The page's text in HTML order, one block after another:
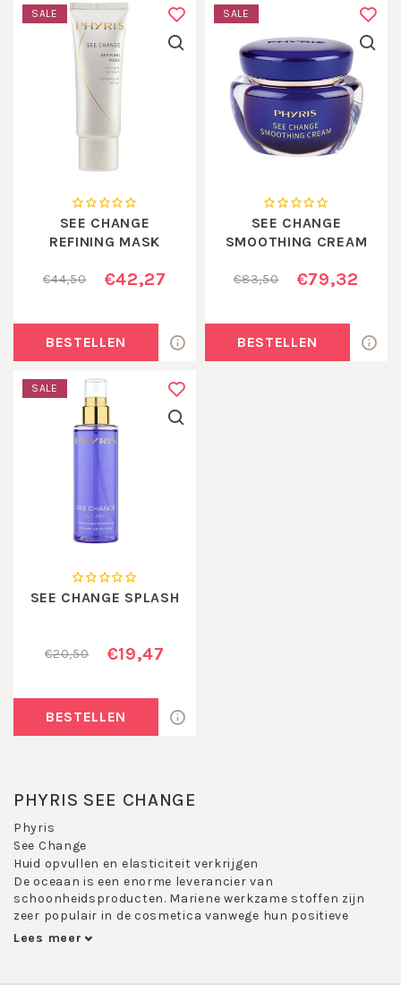
SALE
SEE CHANGE
REFINING MASK
€44,50 €42,27
BESTELLEN
SALE
SEE CHANGE
SMOOTHING CREAM
€83,50 €79,32
BESTELLEN
SALE
SEE CHANGE SPLASH
€20,50 €19,47
BESTELLEN
PHYRIS SEE CHANGE
Phyris
See Change
Huid opvullen en elasticiteit verkrijgen
De oceaan is een enorme leverancier van
schoonheidsproducten. Mariene werkzame stoffen zijn
zeer populair in de cosmetica vanwege hun positieve
effect op de huid.
Lees meer